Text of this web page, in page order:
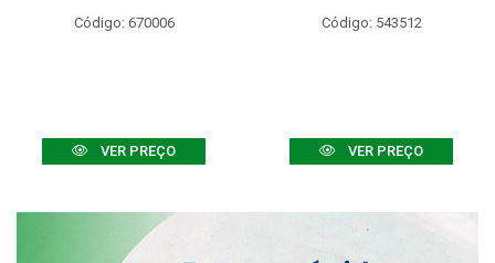
Código: 670006
VER PREÇO
Código: 543512
VER PREÇO